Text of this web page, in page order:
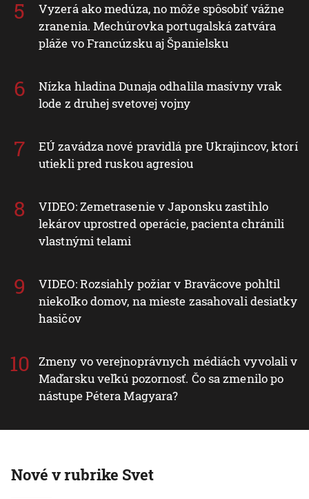
Vyzerá ako medúza, no môže spôsobiť vážne
zranenia. Mechúrovka portugalská zatvára
pláže vo Francúzsku aj Španielsku
Nízka hladina Dunaja odhalila masívny vrak
lode z druhej svetovej vojny
EÚ zavádza nové pravidlá pre Ukrajincov, ktorí
utiekli pred ruskou agresiou
VIDEO: Zemetrasenie v Japonsku zastihlo
lekárov uprostred operácie, pacienta chránili
vlastnými telami
VIDEO: Rozsiahly požiar v Braväcove pohltil
niekoľko domov, na mieste zasahovali desiatky
hasičov
Zmeny vo verejnoprávnych médiách vyvolali v
Maďarsku veľkú pozornosť. Čo sa zmenilo po
nástupe Pétera Magyara?
Nové v rubrike Svet